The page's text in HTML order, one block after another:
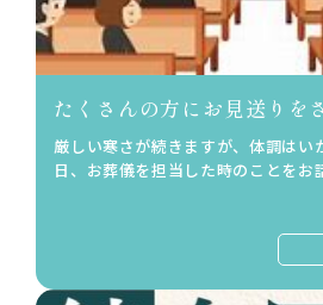
たくさんの方にお見送りを
厳しい寒さが続きますが、体調は
日、お葬儀を担当した時のことを